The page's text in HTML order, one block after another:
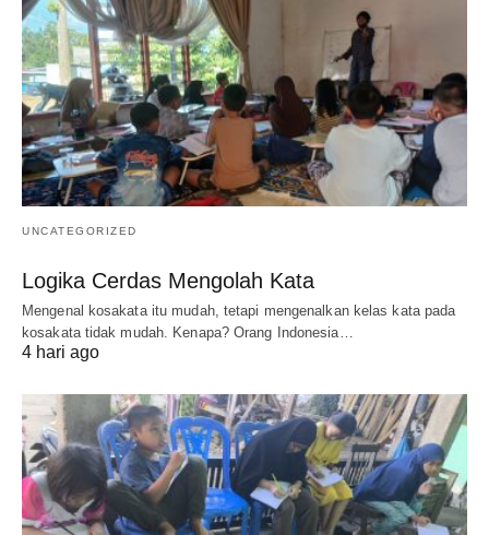
UNCATEGORIZED
Logika Cerdas Mengolah Kata
Mengenal kosakata itu mudah, tetapi mengenalkan kelas kata pada
kosakata tidak mudah. Kenapa? Orang Indonesia…
4 hari ago